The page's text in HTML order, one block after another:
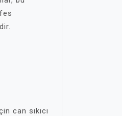
can sıkıcı